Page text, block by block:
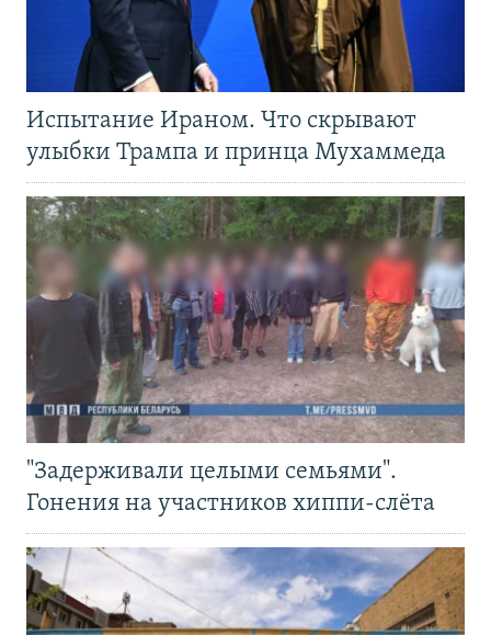
Испытание Ираном. Что скрывают
улыбки Трампа и принца Мухаммеда
"Задерживали целыми семьями".
Гонения на участников хиппи-слёта